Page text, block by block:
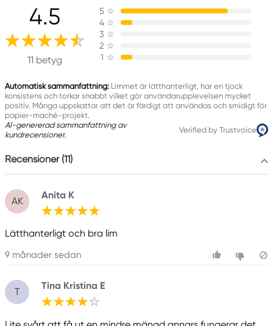
Panduro Panokitt
Panduro
205 14 Malmö, Sweden
www.panduro.com
4.5
11 betyg
5 ☆
4 ☆
3 ☆
2 ☆
1 ☆
Automatisk sammanfattning: Limmet är lätthanterligt, har en tjock
konsistens och torkar snabbt vilket gör användarupplevelsen mycket
positiv. Många uppskattar att det är färdigt att användas och smidigt för
papier-maché-projekt.
AI-genererad sammanfattning av
kundrecensioner.
Verified by Trustvoice
Recensioner (11)
AK
Anita K
Lätthanterligt och bra lim
9 månader sedan
T
Tina Kristina E